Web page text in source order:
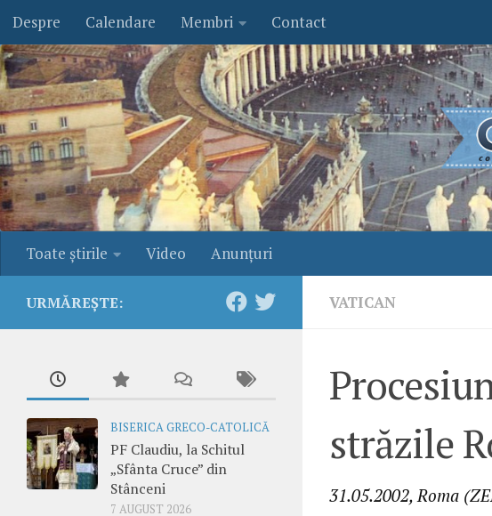
Skip to content
Despre Calendare Membri Contact
Toate ştirile Video Anunţuri
VATICAN
străzile
31.05.2002, Roma
URMĂREȘTE:
BISERICA GRECO-CATOLICĂ
PF Claudiu, la Schitul
„Sfânta Cruce” din
Stânceni
7 AUGUST 2026